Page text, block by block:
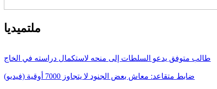
ملتميديا
طالب متوفق يدعو السلطات إلى منحه لاستكمال دراسته في الخاج
ضابط متقاعد: معاش بعض الجنود لا يتجاوز 7000 أوقية (فيديو)